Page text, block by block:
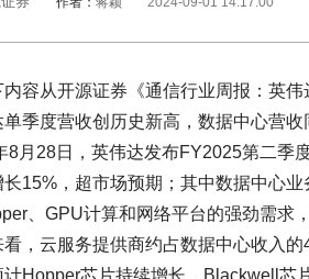
内容从开源证券《通信行业周报：英
单季度营收创历史新高，数据中心营收
8月28日，英伟达发布FY2025第二季
长15%，超市场预期；其中数据中心
、GPU计算和网络平台的强劲需求
看，云服务提供商约占数据中心收入
计Hopper芯片持续增长，Blackwell芯